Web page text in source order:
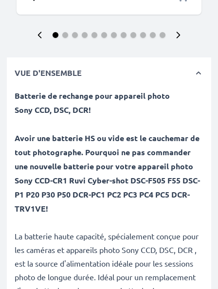
VUE D'ENSEMBLE
Batterie de rechange pour appareil photo
SonyCCD, DSC, DCR!
Avoir une batterie HS ou vide est le cauchemar de
tout photographe. Pourquoi ne pas commander
une nouvelle batterie pour votre appareil photo
Sony CCD-CR1 Ruvi Cyber-shot DSC-F505 F55 DSC-
P1 P20 P30 P50 DCR-PC1 PC2 PC3 PC4 PC5 DCR-
TRV1VE!
La batterie haute capacité, spécialement conçue pour
les caméras et appareils photo Sony CCD, DSC, DCR ,
est la source d'alimentation idéale pour les sessions
photo de longue durée. Idéal pour un remplacement